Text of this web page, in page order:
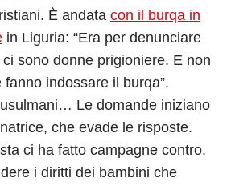
È andata con il burqa in
in Liguria: “Era per denunciare
sono donne prigioniere. E non
indossare il burqa”.
Le domande iniziano
che evade le risposte.
ci ha fatto campagne contro.
i diritti dei bambini che